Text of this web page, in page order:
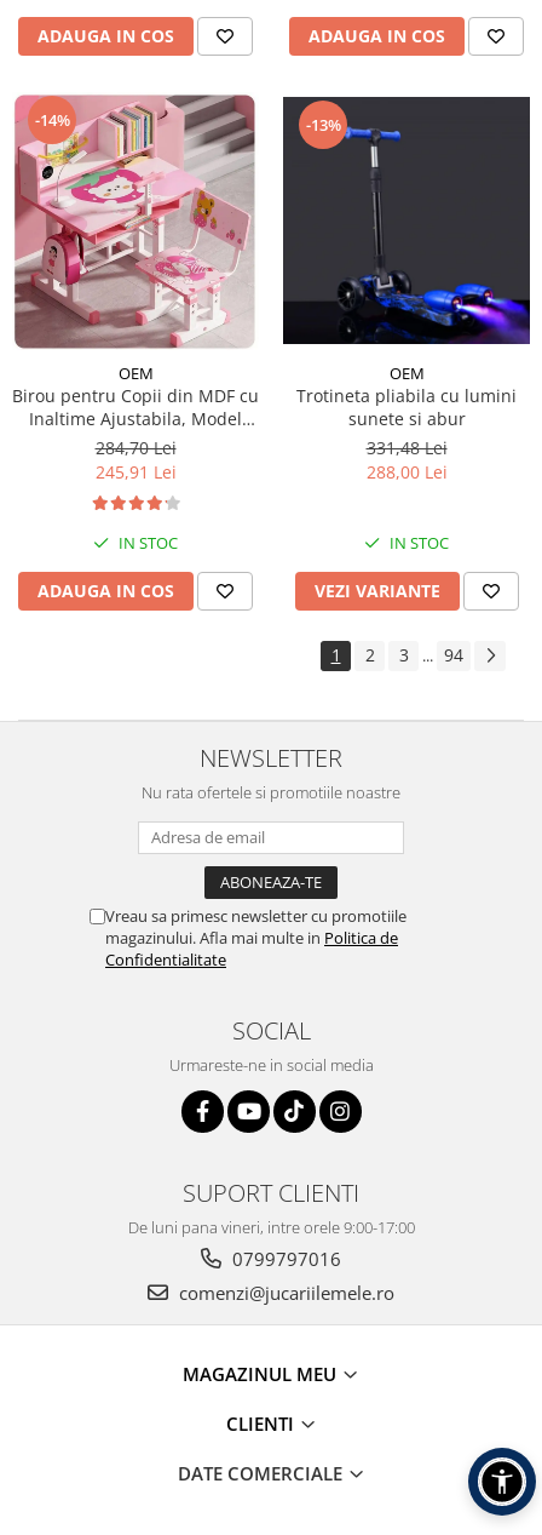
ADAUGA IN COS ADAUGA IN COS
-14%
OEM
Birou pentru Copii din MDF cu
Inaltime Ajustabila, Model
Capsunica Roz
284,70 Lei
245,91 Lei
IN STOC
ADAUGA IN COS
-13%
OEM
Trotineta pliabila cu lumini
sunete si abur
331,48 Lei
288,00 Lei
IN STOC
VEZI VARIANTE
1 2 3 ... 94
NEWSLETTER
Nu rata ofertele si promotiile noastre
Vreau sa primesc newsletter cu promotiile
magazinului. Afla mai multe in Politica de
Confidentialitate
SOCIAL
Urmareste-ne in social media
SUPORT CLIENTI
De luni pana vineri, intre orele 9:00-17:00
0799797016
comenzi@jucariilemele.ro
MAGAZINUL MEU
CLIENTI
DATE COMERCIALE